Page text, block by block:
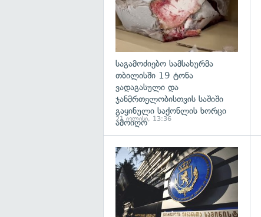
საგამოძიებო სამსახურმა
თბილისში 19 ტონა
ვადაგასული და
ჯანმრთელობისთვის საშიში
გაყინული საქონლის ხორცი
ამოიღო
21 ივლისი, 13:36